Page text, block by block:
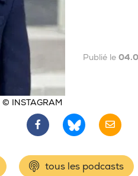
© INSTAGRAM
Publié le
tous les podcasts